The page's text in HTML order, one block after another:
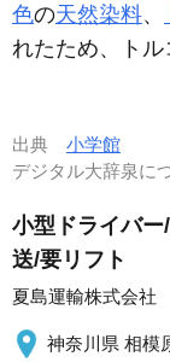
色の天然染料、
れたため、トル
出典 小学館
デジタル大辞泉
小型ドライバ
送/要リフト
夏島運輸株式会社
神奈川県 相模